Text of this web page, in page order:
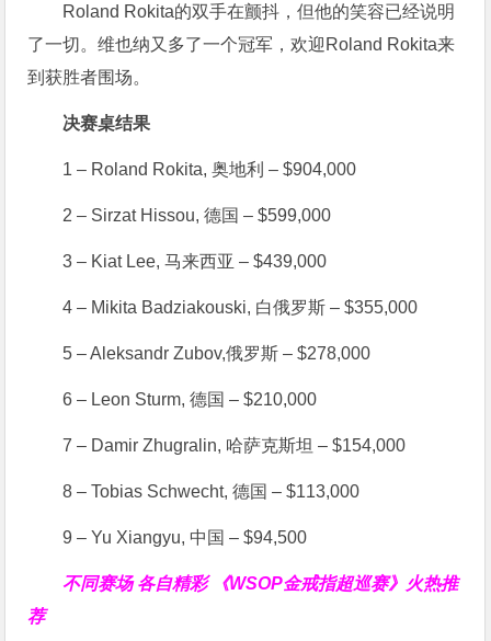
Roland Rokita的双手在颤抖，但他的笑容已经说明
了一切。维也纳又多了一个冠军，欢迎Roland Rokita来
到获胜者围场。
决赛桌结果
1 – Roland Rokita, 奥地利 – $904,000
2 – Sirzat Hissou, 德国 – $599,000
3 – Kiat Lee, 马来西亚 – $439,000
4 – Mikita Badziakouski, 白俄罗斯 – $355,000
5 – Aleksandr Zubov,俄罗斯 – $278,000
6 – Leon Sturm, 德国 – $210,000
7 – Damir Zhugralin, 哈萨克斯坦 – $154,000
8 – Tobias Schwecht, 德国 – $113,000
9 – Yu Xiangyu, 中国 – $94,500
不同赛场 各自精彩 《WSOP金戒指超巡赛》火热推
荐